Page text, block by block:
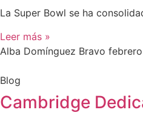
La Super Bowl se ha
Leer más »
Alba Domínguez Bravo
Blog
Cambridge